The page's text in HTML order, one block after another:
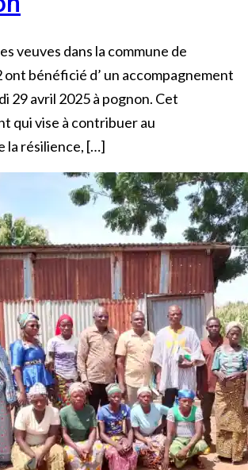
veuves dans la commune de
bénéficié d’ un accompagnement
29 avril 2025 à pognon. Cet
qui vise à contribuer au
la résilience, […]